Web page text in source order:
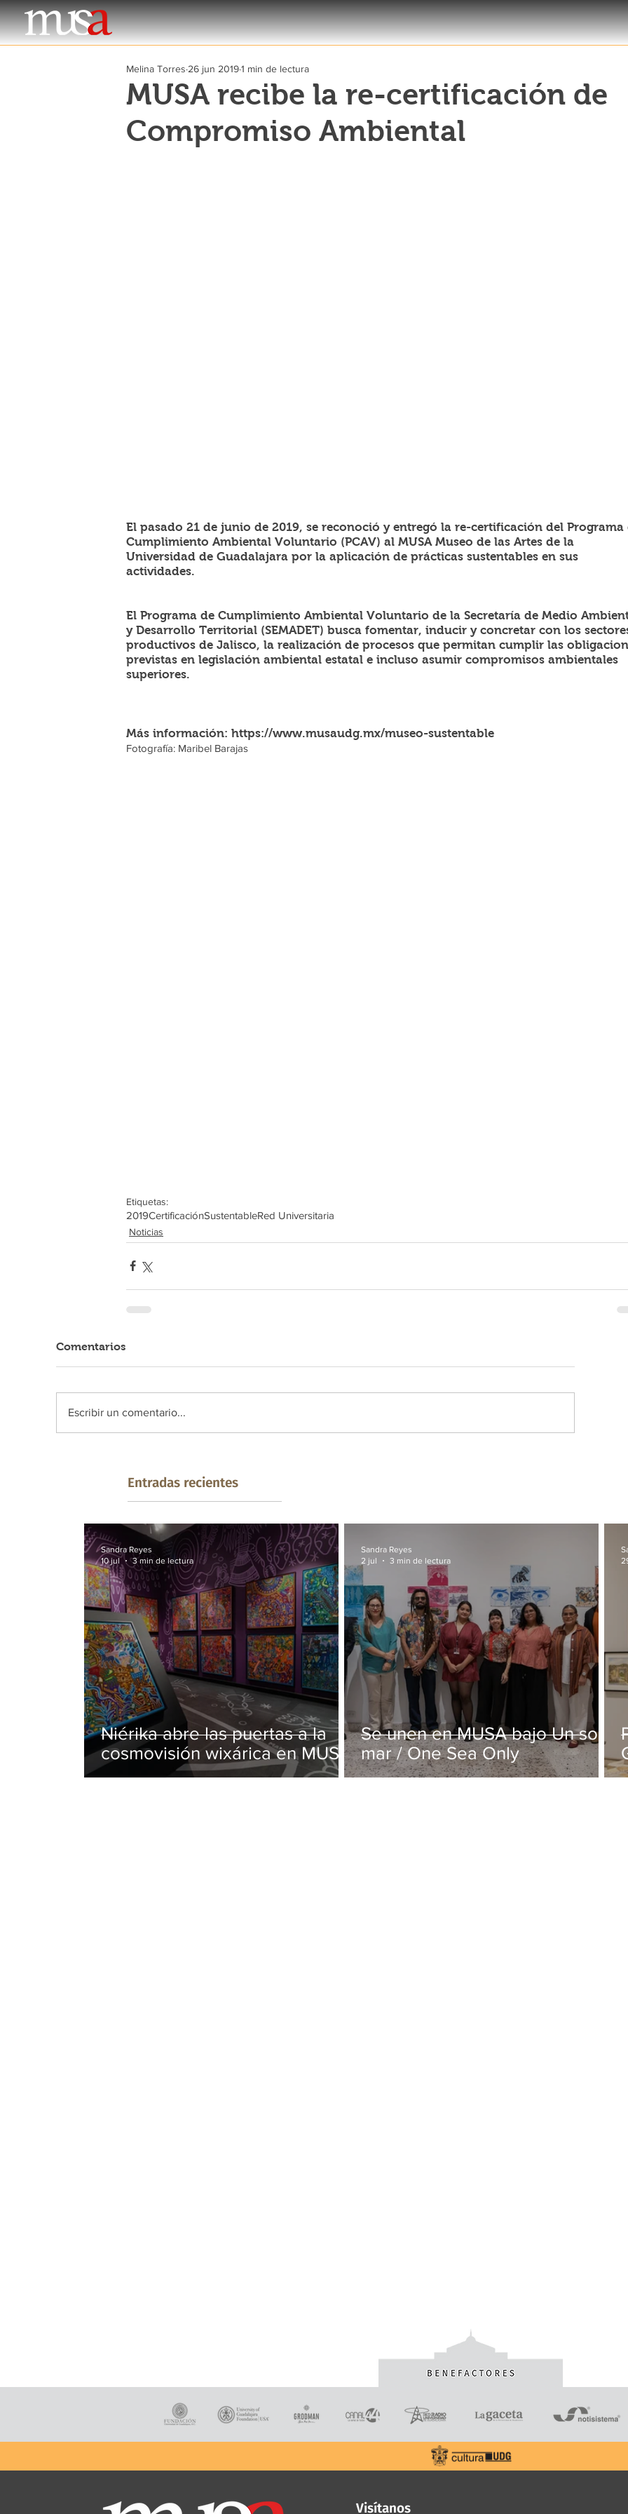
MUSA recibe la re-certificación de
Compromiso Ambiental
Melina Torres 26 jun 20191 min de lectura
El pasado 21 de junio de 2019, se reconoció y entregó la re-certificación del Programa
Cumplimiento Ambiental Voluntario (PCAV) al MUSA Museo de las Artes de la
Universidad de Guadalajara por la aplicación de prácticas sustentables en sus
actividades.
El Programa de Cumplimiento Ambiental Voluntario de la Secretaría de Medio
y Desarrollo Territorial (SEMADET) busca fomentar, inducir y concretar con los
productivos de Jalisco, la realización de procesos que permitan cumplir las
previstas en legislación ambiental estatal e incluso asumir compromisos ambientales
superiores.
Más información: https://www.musaudg.mx/museo-sustentable
Fotografía: Maribel Barajas
Etiquetas:
2019CertificaciónSustentableRed Universitaria
Noticias
Comentarios
Escribir un comentario...
Entradas recientes
Niérika abre las puertas a la
cosmovisión wixárica en MUSA
Sandra Reyes
10 jul
3 min de lectura
Se unen en MUSA bajo Un solo
mar / One Sea Only
Sandra Reyes
2 jul
3 min de lectura
Visítanos